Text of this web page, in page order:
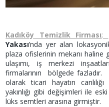
Kadıköy Temizlik Firması;
Yakası’nda yer alan
plaza ofislerinin mekanı haline
ulaşımı, iş merkezi
firmalarının bölgede fazladır.
olarak ticari hayatın
yakınlığı gibi değişimleri ile
lüks semtleri arasına girmiştir.